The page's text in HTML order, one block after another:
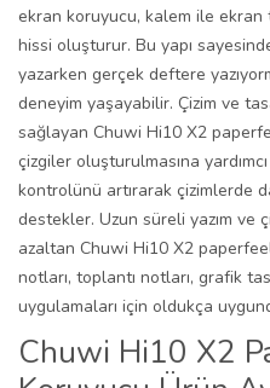
ekran koruyucu, kalem ile
hissi oluşturur. Bu yapı
yazarken gerçek deftere
deneyim yaşayabilir. Çizim ve
sağlayan Chuwi Hi10 X2
çizgiler oluşturulmasına
kontrolünü artırarak çizimlerde
destekler. Uzun süreli yazım ve
azaltan Chuwi Hi10 X2
notları, toplantı notları, grafik
uygulamaları için oldukça
Chuwi Hi10 X2